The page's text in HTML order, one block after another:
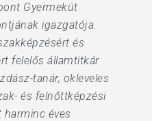
Gyermekút
igazgatója.
és
felelős államtitkár
tanár, okleveles
és felnőttképzési
éves